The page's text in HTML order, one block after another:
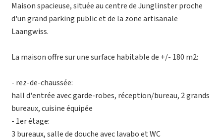
Maison spacieuse, située au centre de Junglinster proche
d'un grand parking public et de la zone artisanale
Laangwiss.
La maison offre sur une surface habitable de +/- 180 m2:
- rez-de-chaussée:
hall d'entrée avec garde-robes, réception/bureau, 2 grands
bureaux, cuisine équipée
- 1er étage:
3 bureaux, salle de douche avec lavabo et WC